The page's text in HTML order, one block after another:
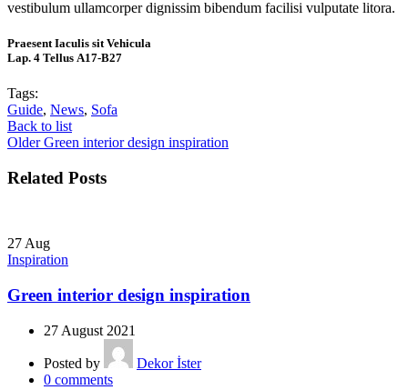
vestibulum ullamcorper dignissim bibendum facilisi vulputate litora.
Praesent Iaculis sit Vehicula
Lap. 4 Tellus A17-B27
Tags:
Guide, News, Sofa
Back to list
Older Green interior design inspiration
Related Posts
27Aug
Inspiration
Green interior design inspiration
27 August 2021
Posted by
Dekor İster
0 comments